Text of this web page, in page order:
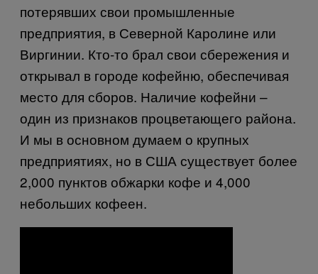
потерявших свои промышленные
предприятия, в Северной Каролине или
Виргинии. Кто-то брал свои сбережения и
открывал в городе кофейню, обеспечивая
место для сборов. Наличие кофейни –
один из признаков процветающего района.
И мы в основном думаем о крупных
предприятиях, но в США существует более
2,000 пунктов обжарки кофе и 4,000
небольших кофеен.